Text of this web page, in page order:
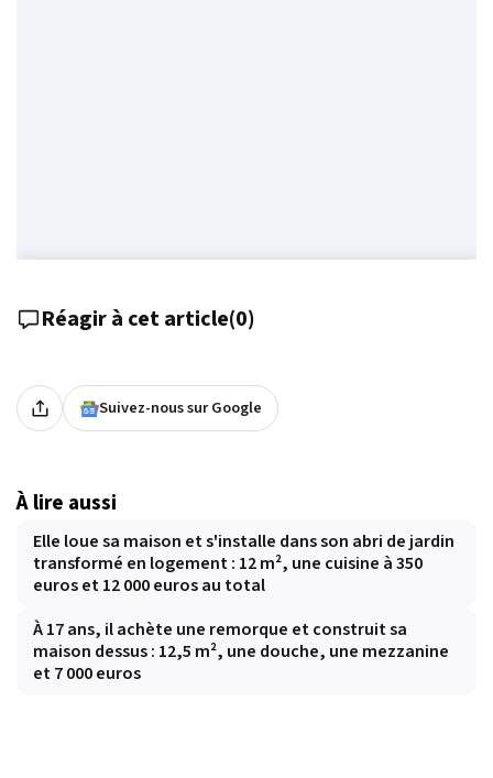
Réagir à cet article(0)
Suivez-nous sur Google
À lire aussi
Elle loue sa maison et s'installe dans son abri de jardin
transformé en logement : 12 m², une cuisine à 350
euros et 12 000 euros au total
À 17 ans, il achète une remorque et construit sa
maison dessus : 12,5 m², une douche, une mezzanine
et 7 000 euros